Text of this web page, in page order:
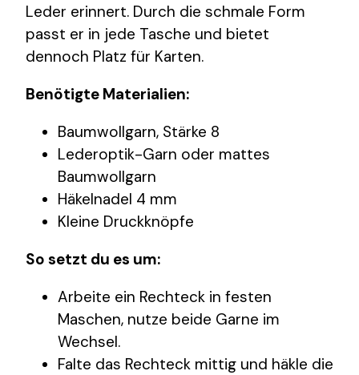
Leder erinnert. Durch die schmale Form
passt er in jede Tasche und bietet
dennoch Platz für Karten.
Benötigte Materialien:
Baumwollgarn, Stärke 8
Lederoptik-Garn oder mattes
Baumwollgarn
Häkelnadel 4 mm
Kleine Druckknöpfe
So setzt du es um:
Arbeite ein Rechteck in festen
Maschen, nutze beide Garne im
Wechsel.
Falte das Rechteck mittig und häkle die